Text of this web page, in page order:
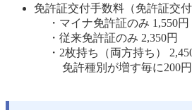
免許証交付手数料（免許証交付
・マイナ免許証のみ 1,550円
・従来免許証のみ 2,350円
・2枚持ち（両方持ち）
免許種別が増す毎に200